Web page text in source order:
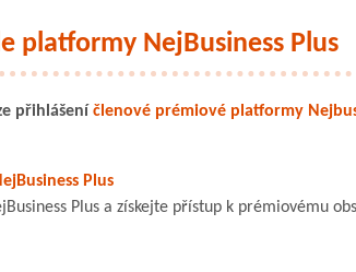
platformy NejBusiness Plus
přihlášeníčlenové prémiové platformy
Plus
Plus a získejte přístup k prémiovému